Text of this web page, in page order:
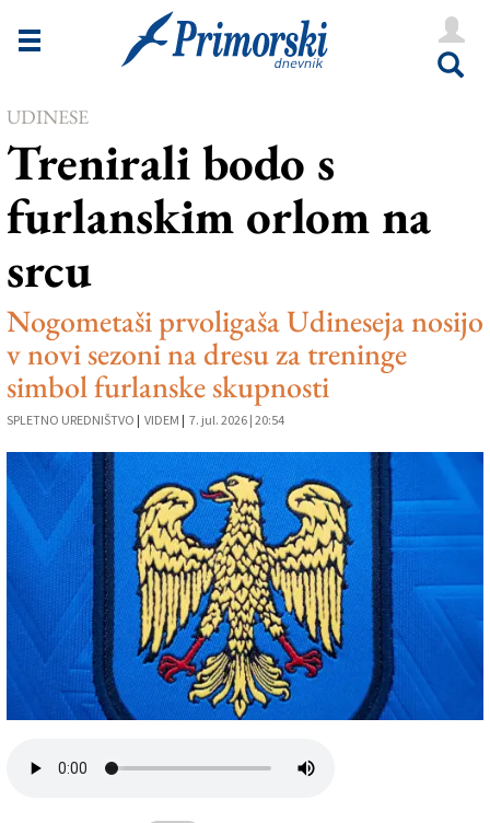
Novice
Goriška
Kultura
Šport
Še
Vreme
V Kioskih
Oglasi
Založnik
Zadruga PD
Naročnine
UDINESE
Trenirali bodo s
furlanskim orlom na
srcu
Nogometaši prvoligaša Udineseja nosijo
v novi sezoni na dresu za treninge
simbol furlanske skupnosti
SPLETNO UREDNIŠTVO | VIDEM | 7. jul. 2026 | 20:54